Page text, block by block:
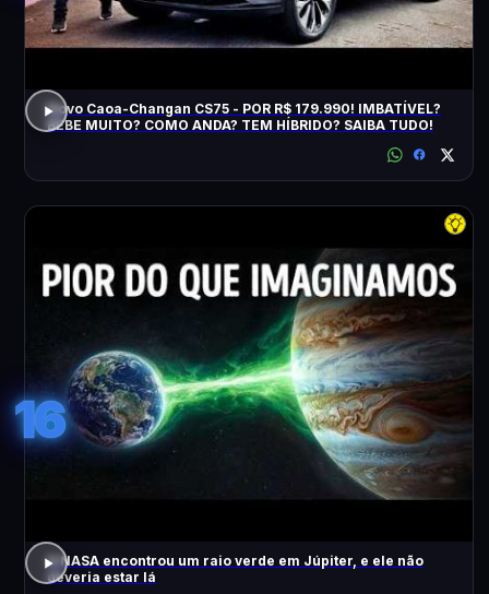
Novo Caoa-Changan CS75 - POR R$ 179.990! IMBATÍVEL?
BEBE MUITO? COMO ANDA? TEM HÍBRIDO? SAIBA TUDO!
16
A NASA encontrou um raio verde em Júpiter, e ele não
deveria estar lá